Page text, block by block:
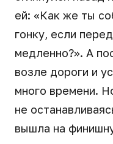
ей: «Как же ты
гонку, если
медленно?». А
возле дороги и
много времени.
не
вышла на